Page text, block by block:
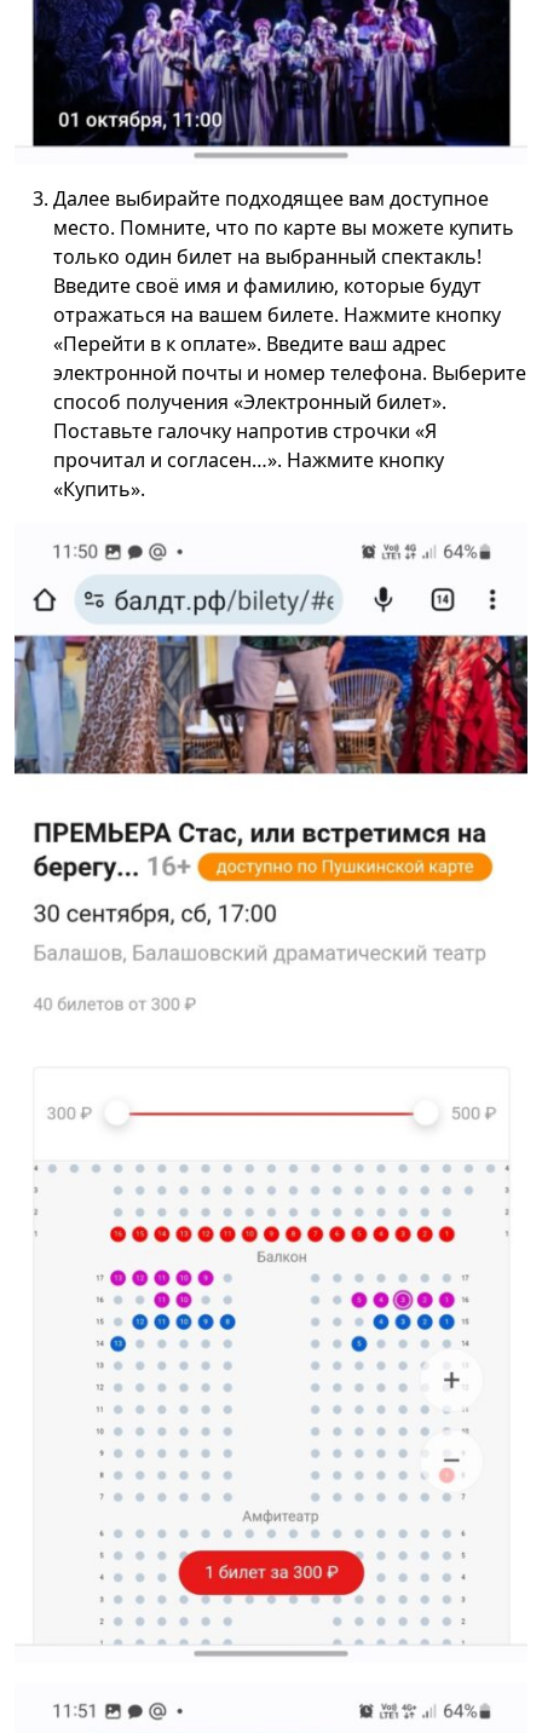
Далее выбирайте подходящее вам доступное
место. Помните, что по карте вы можете купить
только один билет на выбранный спектакль!
Введите своё имя и фамилию, которые будут
отражаться на вашем билете. Нажмите кнопку
«Перейти в к оплате». Введите ваш адрес
электронной почты и номер телефона. Выберите
способ получения «Электронный билет».
Поставьте галочку напротив строчки «Я
прочитал и согласен…». Нажмите кнопку
«Купить».